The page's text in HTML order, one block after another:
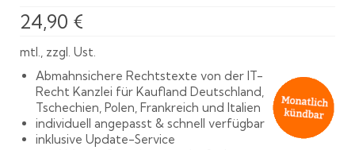
24,90 €
mtl., zzgl. Ust.
Abmahnsichere Rechtstexte von der IT-
Recht Kanzlei für Kaufland Deutschland,
Tschechien, Polen, Frankreich und Italien
individuell angepasst & schnell verfügbar
inklusive Update-Service